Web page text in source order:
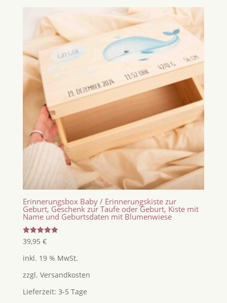
Erinnerungsbox Baby / Erinnerungskiste zur
Geburt, Geschenk zur Taufe oder Geburt, Kiste mit
Name und Geburtsdaten mit Blumenwiese
Bewertet
mit
von 5
39,95 €
inkl. 19 % MwSt.
zzgl. Versandkosten
Lieferzeit: 3-5 Tage